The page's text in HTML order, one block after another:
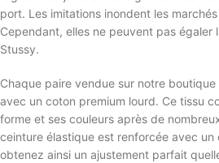
port. Les imitations inondent les marchés
Cependant, elles ne peuvent pas égaler
Stussy.
Chaque paire vendue sur notre
avec un coton premium lourd. Ce tissu
forme et ses couleurs après de
ceinture élastique est renforcée avec un
obtenez ainsi un ajustement parfait